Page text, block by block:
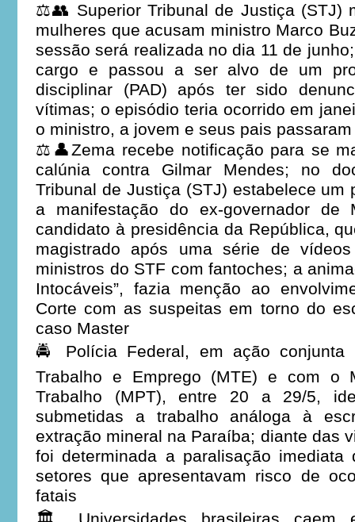
⚖️👥 Superior Tribunal de Justiça (STJ)
mulheres que acusam ministro Marco
sessão será realizada no dia 11 de
cargo e passou a ser alvo de um
disciplinar (PAD) após ter sido
vítimas; o episódio teria ocorrido em
o ministro, a jovem e seus pais
⚖️👤Zema recebe notificação para se
calúnia contra Gilmar Mendes; no
Tribunal de Justiça (STJ) estabelece um
a manifestação do ex-governador de
candidato à presidência da República,
magistrado após uma série de
ministros do STF com fantoches; a
Intocáveis”, fazia menção ao
Corte com as suspeitas em torno do
caso Master
🚔 Polícia Federal, em ação
Trabalho e Emprego (MTE) e com o
Trabalho (MPT), entre 20 a 29/5,
submetidas a trabalho análoga à
extração mineral na Paraíba; diante das
foi determinada a paralisação
setores que apresentavam risco de
fatais